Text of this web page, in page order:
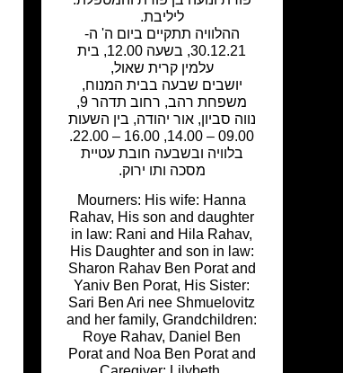
ליליבת.
ההלוויה תתקיים ביום ה' ה-
30.12.21, בשעה 12.00, בית
עלמין קרית שאול,
יושבים שבעה בבית המנוח,
משפחת רהב, רחוב תדהר 9,
נווה סביון, אור יהודה, בין השעות
09.00 – 14.00, 16.00 – 22.00.
בלוויה ובשבעה חובת עטיית
מסכה ותו ירוק.
Mourners: His wife: Hanna
Rahav, His son and daughter
in law: Rani and Hila Rahav,
His Daughter and son in law:
Sharon Rahav Ben Porat and
Yaniv Ben Porat, His Sister:
Sari Ben Ari nee Shmuelovitz
and her family, Grandchildren:
Roye Rahav, Daniel Ben
Porat and Noa Ben Porat and